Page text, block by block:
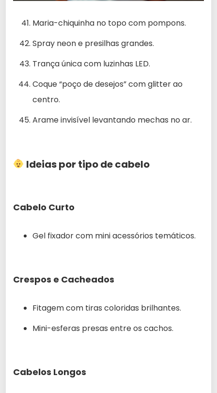
Maria-chiquinha no topo com pompons.
Spray neon e presilhas grandes.
Trança única com luzinhas LED.
Coque “poço de desejos” com glitter ao
centro.
Arame invisível levantando mechas no ar.
Ideias por tipo de cabelo
Cabelo Curto
Gel fixador com mini acessórios temáticos.
Crespos e Cacheados
Fitagem com tiras coloridas brilhantes.
Mini-esferas presas entre os cachos.
Cabelos Longos